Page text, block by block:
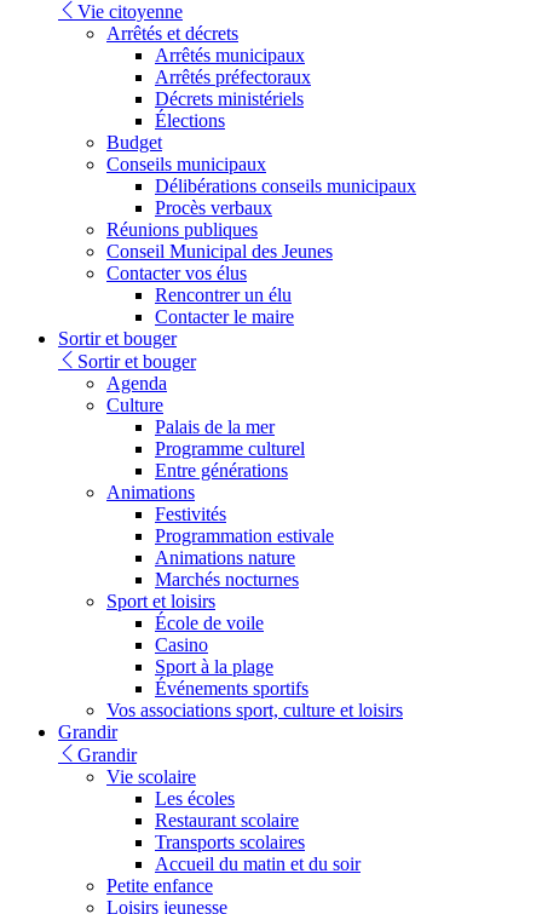
Vie citoyenne
Arrêtés et décrets
Arrêtés municipaux
Arrêtés préfectoraux
Décrets ministériels
Élections
Budget
Conseils municipaux
Délibérations conseils municipaux
Procès verbaux
Réunions publiques
Conseil Municipal des Jeunes
Contacter vos élus
Rencontrer un élu
Contacter le maire
Sortir et bouger
Sortir et bouger
Agenda
Culture
Palais de la mer
Programme culturel
Entre générations
Animations
Festivités
Programmation estivale
Animations nature
Marchés nocturnes
Sport et loisirs
École de voile
Casino
Sport à la plage
Événements sportifs
Vos associations sport, culture et loisirs
Grandir
Grandir
Vie scolaire
Les écoles
Restaurant scolaire
Transports scolaires
Accueil du matin et du soir
Petite enfance
Loisirs jeunesse